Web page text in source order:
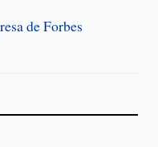
de Forbes